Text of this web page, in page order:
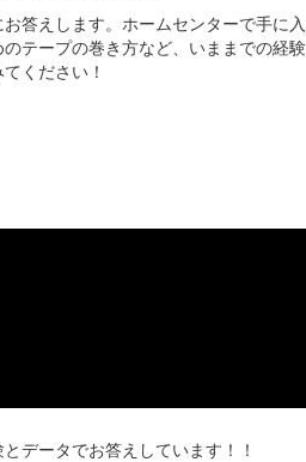
答えします。ホームセンターで手に
テープの巻き方など、いままでの経
ください！
データでお答えしています！！